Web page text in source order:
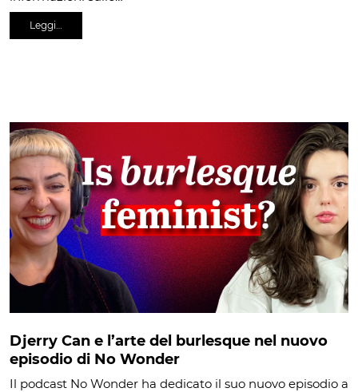
Leggi…
Djerry Can e l’arte del burlesque nel nuovo
episodio di No Wonder
Il podcast No Wonder ha dedicato il suo nuovo episodio a